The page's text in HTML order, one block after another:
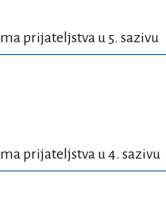
prijateljstva u 5. sazivu
prijateljstva u 4. sazivu